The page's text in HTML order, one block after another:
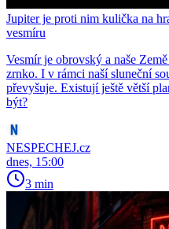
Jupiter je proti nim kulička na
vesmíru
Vesmír je obrovský a naše
zrnko. I v rámci naší sluneční
převyšuje. Existují ještě větší
být?
NESPECHEJ.cz
dnes, 15:00
3 min